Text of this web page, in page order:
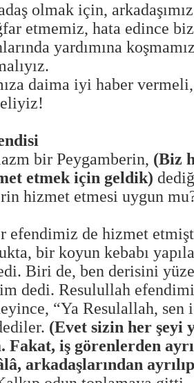
olmak için,
etmemiz, hata edince
yardımına
daima iyi haber
bir Peygamberin, (Biz
etmek için geldik)
hizmet etmesi uygun
efendimiz de hizmet
bir koyun kebabı
Biri de, ben derisini
dedi. Resulullah
“Ya Resulallah,
(Evet sizin her şeyi
Fakat, iş görenlerden
arkadaşlarından